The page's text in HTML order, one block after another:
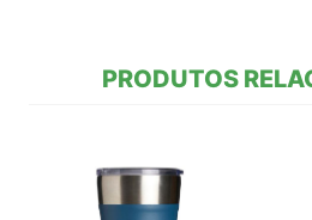
PRODUTOS